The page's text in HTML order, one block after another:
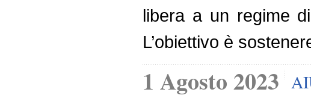
libera a un regime
L’obiettivo è
1 Agosto 2023